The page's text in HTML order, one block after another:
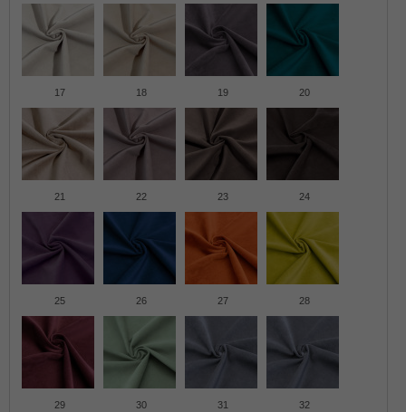
17 18 19 20
21 22 23 24
25 26 27 28
29 30 31 32